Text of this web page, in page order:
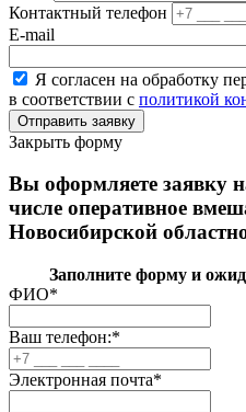
Контактный телефон
E-mail
Я согласен на обработку
в соответствии с политикой
Закрыть форму
Вы оформляете заявку
числе оперативное
Новосибирской
Заполните форму и
ФИО*
Ваш телефон:*
Электронная почта*